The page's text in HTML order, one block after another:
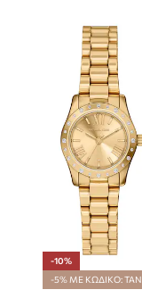
-10%
-5% ΜΕ ΚΩΔΙΚΟ: TAN